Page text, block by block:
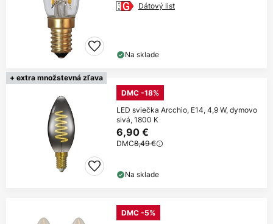
Dátový list
Na sklade
+ extra množstevná zľava
DMC -18%
LED sviečka Arcchio, E14, 4,9 W, dymovo
sivá, 1800 K
6,90 €
DMC8,49 €
Na sklade
DMC -5%